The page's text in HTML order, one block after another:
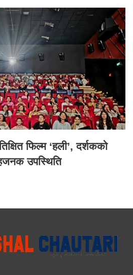
फिल्म ‘हली’, दर्शकको
उपस्थिति